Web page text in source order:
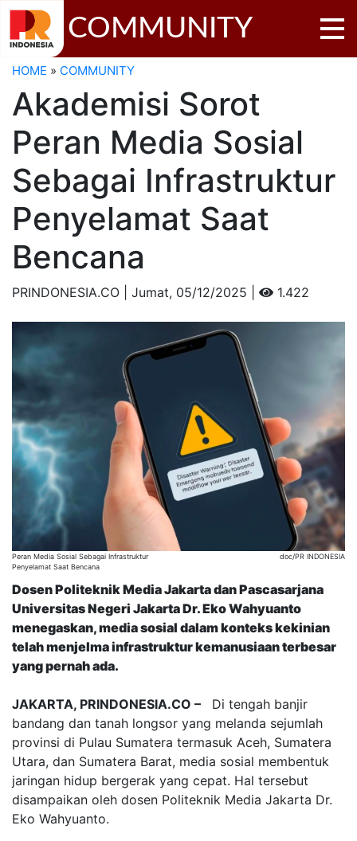
COMMUNITY
HOME » COMMUNITY
Akademisi Sorot
Peran Media Sosial
Sebagai Infrastruktur
Penyelamat Saat
Bencana
PRINDONESIA.CO | Jumat, 05/12/2025 | 1.422
Peran Media Sosial Sebagai Infrastruktur
Penyelamat Saat Bencana
doc/PR INDONESIA
Dosen Politeknik Media Jakarta dan Pascasarjana
Universitas Negeri Jakarta Dr. Eko Wahyuanto
menegaskan, media sosial dalam konteks kekinian
telah menjelma infrastruktur kemanusiaan terbesar
yang pernah ada.
JAKARTA, PRINDONESIA.CO –
Di tengah banjir
bandang dan tanah longsor yang melanda sejumlah
provinsi di Pulau Sumatera termasuk Aceh, Sumatera
Utara, dan Sumatera Barat, media sosial membentuk
jaringan hidup bergerak yang cepat. Hal tersebut
disampaikan oleh dosen Politeknik Media Jakarta Dr.
Eko Wahyuanto.